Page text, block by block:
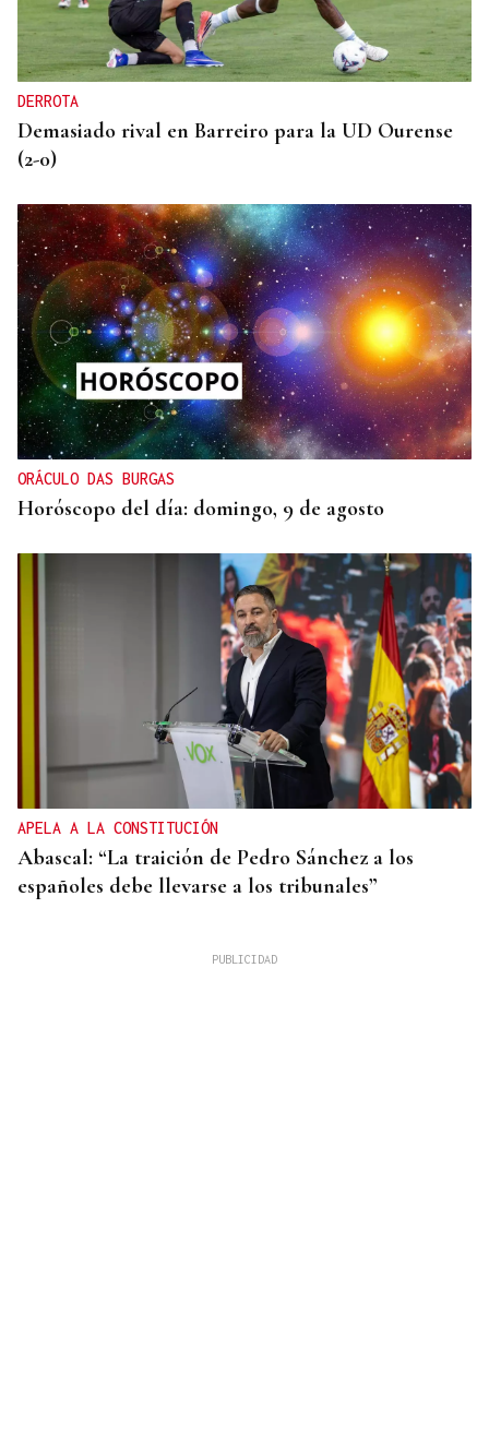
Gaseosas Roca, medio siglo creciendo junto a
Valdeorras y Coca-Cola
DERROTA
Demasiado rival en Barreiro para la UD Ourense
(2-0)
ORÁCULO DAS BURGAS
Horóscopo del día: domingo, 9 de agosto
APELA A LA CONSTITUCIÓN
Abascal: “La traición de Pedro Sánchez a los
españoles debe llevarse a los tribunales”